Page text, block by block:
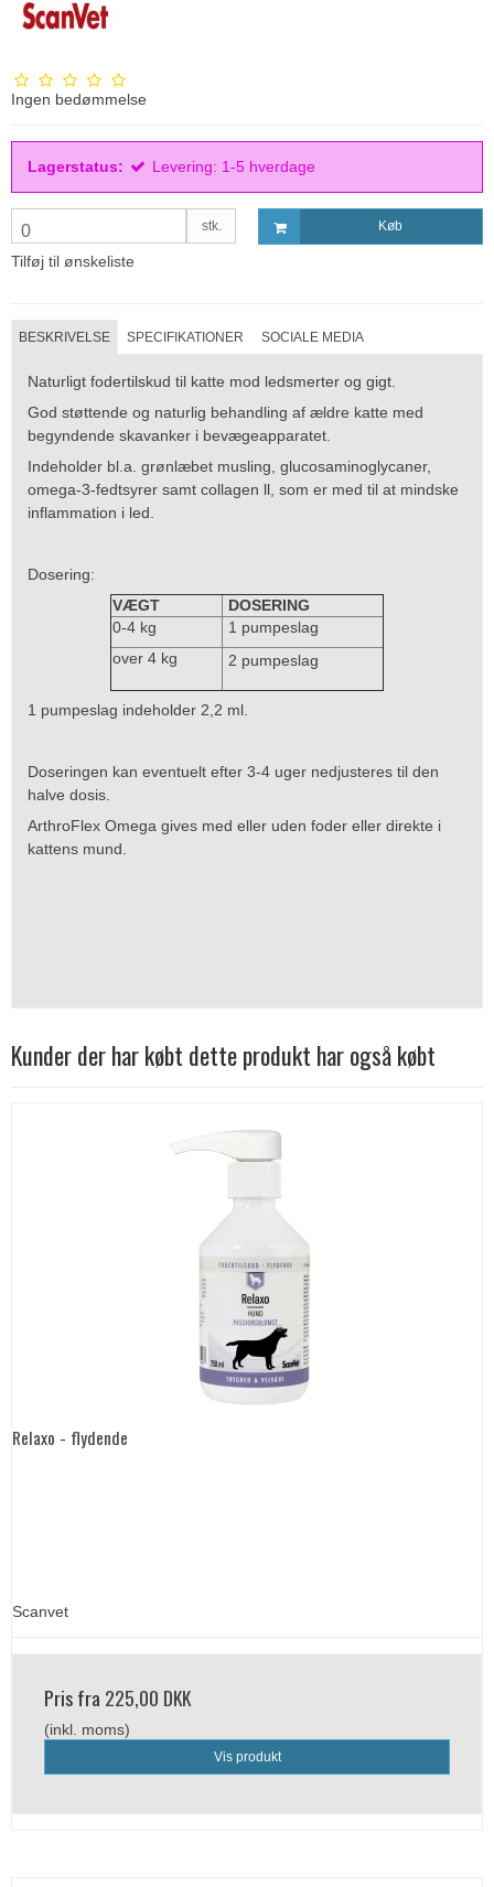
Ingen bedømmelse
Lagerstatus: Levering: 1-5 hverdage
0 stk. Køb
Tilføj til ønskeliste
BESKRIVELSE SPECIFIKATIONER SOCIALE MEDIA
Naturligt fodertilskud til katte mod ledsmerter og gigt.
God støttende og naturlig behandling af ældre katte med
begyndende skavanker i bevægeapparatet.
Indeholder bl.a. grønlæbet musling, glucosaminoglycaner,
omega-3-fedtsyrer samt collagen ll, som er med til at mindske
inflammation i led.
Dosering:
VÆGT
DOSERING
0-4 kg
1 pumpeslag
over 4 kg
2 pumpeslag
1 pumpeslag indeholder 2,2 ml.
Doseringen kan eventuelt efter 3-4 uger nedjusteres til den
halve dosis.
ArthroFlex Omega gives med eller uden foder eller direkte i
kattens mund.
Kunder der har købt dette produkt har også købt
Relaxo - flydende
Scanvet
Pris fra 225,00 DKK
(inkl. moms)
Vis produkt